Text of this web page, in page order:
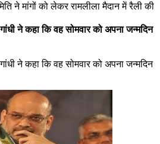
ने मांगों को लेकर रामलीला मैदान में रैली की
ने कहा कि वह सोमवार को अपना जन्मदिन
ने कहा कि वह सोमवार को अपना जन्मदिन